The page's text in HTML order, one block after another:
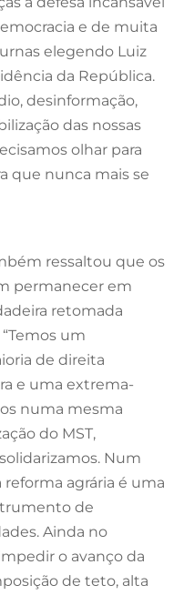
e de muita
elegendo Luiz
da República.
desinformação,
das nossas
olhar para
que nunca mais se
ressaltou que os
permanecer em
retomada
um
de direita
e uma extrema-
numa mesma
do MST,
Num
reforma agrária é uma
de
Ainda no
o avanço da
de teto, alta